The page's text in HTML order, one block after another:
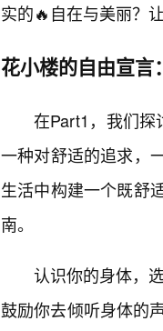
实的🔥自在与美丽？
花小楼的自由宣言
在Part1，我们探
一种对舒适的追求，
生活中构建一个既舒
南。
认识你的身体，
鼓励你去倾听身体的